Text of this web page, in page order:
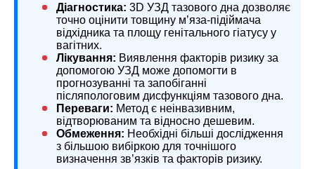
Діагностика: 3D УЗД тазового дна дозволяє
точно оцінити товщину м’яза-підіймача
відхідника та площу генітального гіатусу у
вагітних.
Лікування: Виявлення факторів ризику за
допомогою УЗД може допомогти в
прогнозуванні та запобіганні
післяпологовим дисфункціям тазового дна.
Переваги: Метод є неінвазивним,
відтворюваним та відносно дешевим.
Обмеження: Необхідні більші дослідження
з більшою вибіркою для точнішого
визначення зв’язків та факторів ризику.